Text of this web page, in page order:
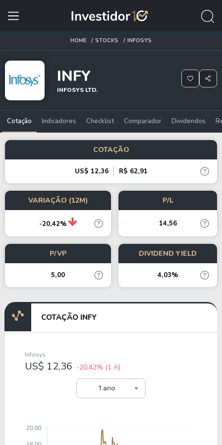
HOME STOCKS INFOSYS
INFY
INFOSYS LTD.
Cotação Indicadores Checklist Comparador Dividendos
COTAÇÃO
US$ 12,36 R$ 62,91
VARIAÇÃO (12M)
-20,42%
P/L
14,56
P/VP
5,00
DIVIDEND YIELD
4,03%
COTAÇÃO INFY
1 ano
Infosys
US$ 12,36 -20,42% (1 A)